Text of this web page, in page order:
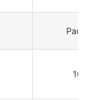
Pacote
100